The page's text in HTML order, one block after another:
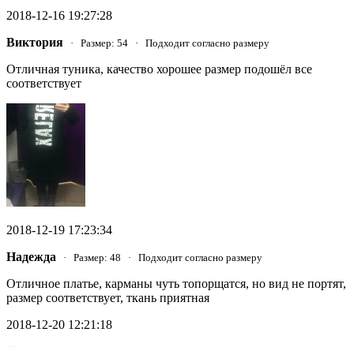
2018-12-16 19:27:28
Виктория · Размер: 54 · Подходит согласно размеру
Отличная туника, качество хорошее размер подошёл все
соответствует
2018-12-19 17:23:34
Надежда · Размер: 48 · Подходит согласно размеру
Отличное платье, карманы чуть топорщатся, но вид не портят,
размер соответствует, ткань приятная
2018-12-20 12:21:18